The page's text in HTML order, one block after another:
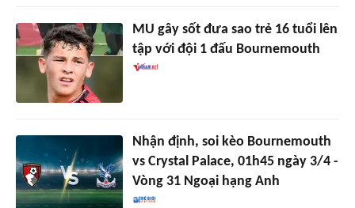
MU gây sốt đưa sao trẻ 16 tuổi lên
tập với đội 1 đấu Bournemouth
Nhận định, soi kèo Bournemouth
vs Crystal Palace, 01h45 ngày 3/4 -
Vòng 31 Ngoại hạng Anh